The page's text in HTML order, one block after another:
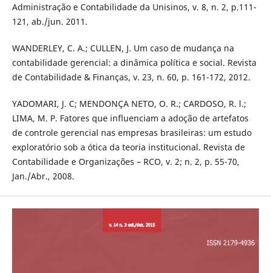
Administração e Contabilidade da Unisinos, v. 8, n. 2, p.111-
121, ab./jun. 2011.
WANDERLEY, C. A.; CULLEN, J. Um caso de mudança na
contabilidade gerencial: a dinâmica política e social. Revista
de Contabilidade & Finanças, v. 23, n. 60, p. 161-172, 2012.
YADOMARI, J. C; MENDONÇA NETO, O. R.; CARDOSO, R. l.;
LIMA, M. P. Fatores que influenciam a adoção de artefatos
de controle gerencial nas empresas brasileiras: um estudo
exploratório sob a ótica da teoria institucional. Revista de
Contabilidade e Organizações – RCO, v. 2; n. 2, p. 55-70,
Jan./Abr., 2008.